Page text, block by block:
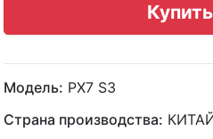
Купить
Модель: PX7 S3
Страна производства: